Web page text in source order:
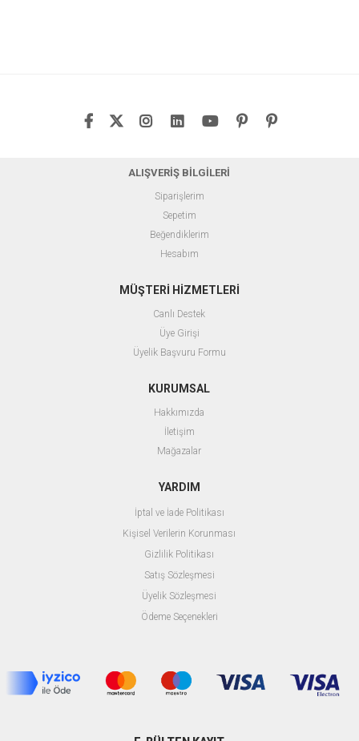
ALIŞVERİŞ BİLGİLERİ
Siparişlerim
Sepetim
Beğendiklerim
Hesabım
MÜŞTERİ HİZMETLERİ
Canlı Destek
Üye Girişi
Üyelik Başvuru Formu
KURUMSAL
Hakkımızda
İletişim
Mağazalar
YARDIM
İptal ve İade Politikası
Kişisel Verilerin Korunması
Gizlilik Politikası
Satış Sözleşmesi
Üyelik Sözleşmesi
Ödeme Seçenekleri